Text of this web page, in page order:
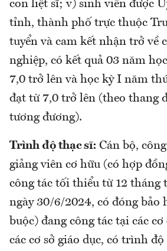
con liệt sĩ; v) sinh viên được
tỉnh, thành phố trực thuộc
tuyển và cam kết nhận trở về
nghiệp, có kết quả 03 năm
7,0 trở lên và học kỳ I năm
đạt từ 7,0 trở lên (theo thang
tương đương).
Trình độ thạc sĩ: Cán bộ,
giảng viên cơ hữu (có hợp
công tác tối thiểu từ 12 tháng
ngày 30/6/2024, có đóng bảo
buộc) đang công tác tại các
các cơ sở giáo dục, có trình